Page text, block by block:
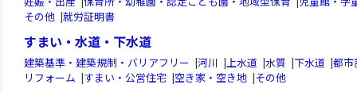
その他 |就労証明書
すまい・水道・下水道
建築基準・建築規制・バリアフリー |河川 |上水道 |水質 |下水道 |都市
リフォーム |すまい・公営住宅 |空き家・空き地 |その他